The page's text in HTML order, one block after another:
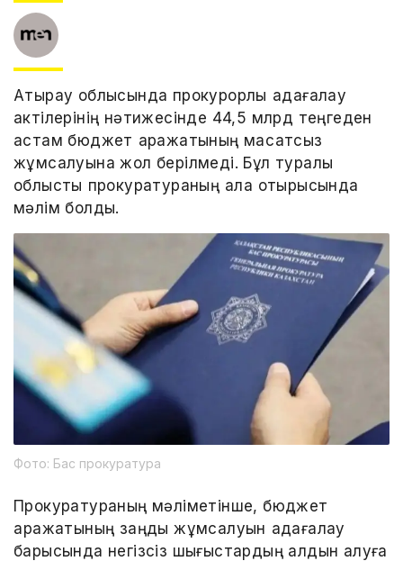
Атырау облысында прокурорлық қадағалау
актілерінің нәтижесінде 44,5 млрд теңгеден
астам бюджет қаражатының мақсатсыз
жұмсалуына жол берілмеді. Бұл туралы
облыстық прокуратураның алқа отырысында
мәлім болды.
Фото: Бас прокуратура
Прокуратураның мәліметінше, бюджет
қаражатының заңды жұмсалуын қадағалау
барысында негізсіз шығыстардың алдын алуға